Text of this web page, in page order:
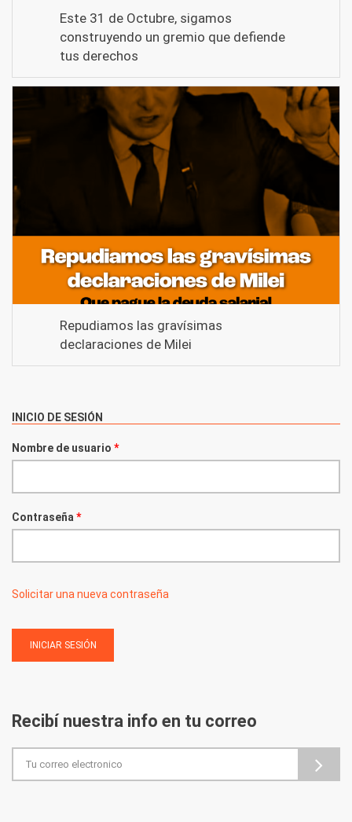
Este 31 de Octubre, sigamos
construyendo un gremio que defiende
tus derechos
Repudiamos las gravísimas
declaraciones de Milei
INICIO DE SESIÓN
Nombre de usuario *
Contraseña*
Solicitar una nueva contraseña
Recibí nuestra info en tu correo